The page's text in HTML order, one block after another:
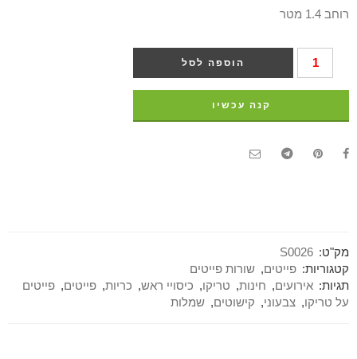
רוחב 1.4 מטר
הוספה לסל
קנה עכשיו
מק"ט: S0026
קטגוריות: פייטים, שורות פייטים
תגיות: אירועים, חינות, טריקו, כיסויי ראש, כריות, פייטים, פייטים
על טריקו, צבעוני, קישוטים, שמלות